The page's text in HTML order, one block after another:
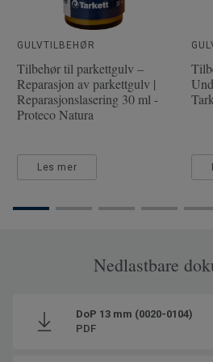
Tykkelse slitesjikt
Bredde
19.4
GULVTILBEHØR
Tilbehør til parkettgulv –
Reparasjon av parkettgulv |
Reparasjonslasering 30 ml -
Proteco Natura
Les mer
Nedlastbare
DoP 13 mm (0020-0104)
PDF